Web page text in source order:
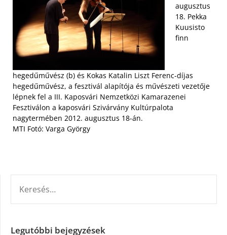
augusztus
18. Pekka
Kuusisto
finn
hegedűművész (b) és Kokas Katalin Liszt Ferenc-díjas
hegedűművész, a fesztivál alapítója és művészeti vezetője
lépnek fel a III. Kaposvári Nemzetközi Kamarazenei
Fesztiválon a kaposvári Szivárvány Kultúrpalota
nagytermében 2012. augusztus 18-án.
MTI Fotó: Varga György
Legutóbbi bejegyzések